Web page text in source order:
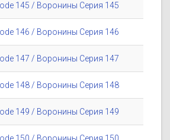
145 / Воронины Серия 145
146 / Воронины Серия 146
147 / Воронины Серия 147
148 / Воронины Серия 148
149 / Воронины Серия 149